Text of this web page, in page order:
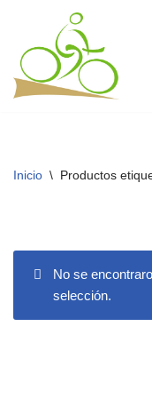
Saltar
al
contenido
Inicio \ Productos
No se
selección.